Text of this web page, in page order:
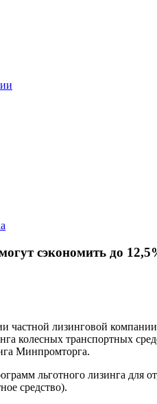
сэкономить до
лизинговой
колесных транспортных
Минпромторга.
льготного лизинга для
средство).